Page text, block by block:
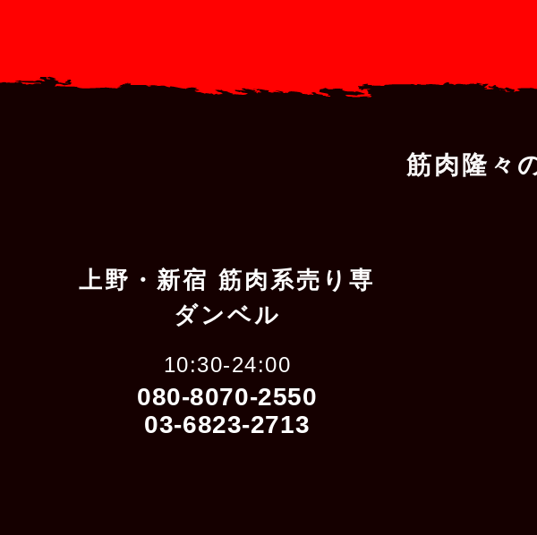
上野・新宿 筋肉系売り専
ダンベル
10:30-24:00
080-8070-2550
03-6823-2713